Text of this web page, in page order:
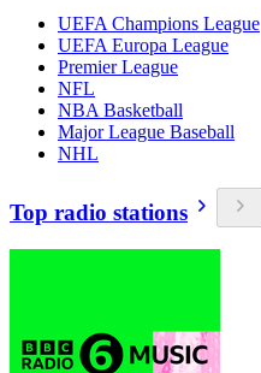
UEFA Champions League
UEFA Europa League
Premier League
NFL
NBA Basketball
Major League Baseball
NHL
Top radio stations